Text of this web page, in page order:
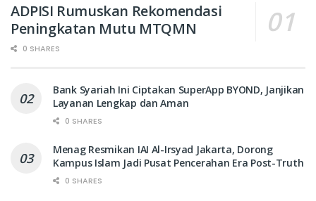
ADPISI Rumuskan Rekomendasi
Peningkatan Mutu MTQMN
0 SHARES
Bank Syariah Ini Ciptakan SuperApp BYOND, Janjikan
Layanan Lengkap dan Aman
0 SHARES
Menag Resmikan IAI Al-Irsyad Jakarta, Dorong
Kampus Islam Jadi Pusat Pencerahan Era Post-Truth
0 SHARES